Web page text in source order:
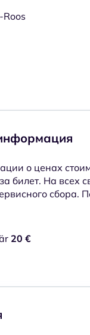
о ценах
билет. На всех
20 €